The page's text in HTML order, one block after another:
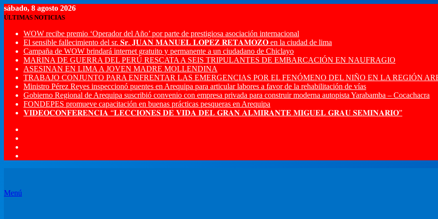
sábado, 8 agosto 2026
ÚLTIMAS NOTICIAS
WOW recibe premio ‘Operador del Año’ por parte de prestigiosa asociación internacional
El sensible fallecimiento del sr. 𝐒𝐫. 𝐉𝐔𝐀𝐍 𝐌𝐀𝐍𝐔𝐄𝐋 𝐋𝐎𝐏𝐄𝐙 𝐑𝐄𝐓𝐀𝐌𝐎𝐙𝐎 en la ciudad de lima
Campaña de WOW brindará internet gratuito y permanente a un ciudadano de Chiclayo
MARINA DE GUERRA DEL PERÚ RESCATA A SEIS TRIPULANTES DE EMBARCACIÓN EN NAUFRAGIO
ASESINAN EN LIMA A JOVEN MADRE MOLLENDINA
TRABAJO CONJUNTO PARA ENFRENTAR LAS EMERGENCIAS POR EL FENÓMENO DEL NIÑO EN LA REGIÓN
Ministro Pérez Reyes inspeccionó puentes en Arequipa para articular labores a favor de la rehabilitación de vías
Gobierno Regional de Arequipa suscribió convenio con empresa privada para construir moderna autopista Yarabamba – Cocachacra
FONDEPES promueve capacitación en buenas prácticas pesqueras en Arequipa
𝐕𝐈𝐃𝐄𝐎𝐂𝐎𝐍𝐅𝐄𝐑𝐄𝐍𝐂𝐈𝐀 “𝐋𝐄𝐂𝐂𝐈𝐎𝐍𝐄𝐒 𝐃𝐄 𝐕𝐈𝐃𝐀 𝐃𝐄𝐋 𝐆𝐑𝐀𝐍 𝐀𝐋𝐌𝐈𝐑𝐀𝐍𝐓𝐄 𝐌𝐈𝐆𝐔𝐄𝐋 𝐆𝐑𝐀𝐔 𝐒𝐄𝐌𝐈𝐍𝐀𝐑𝐈𝐎”
Menú